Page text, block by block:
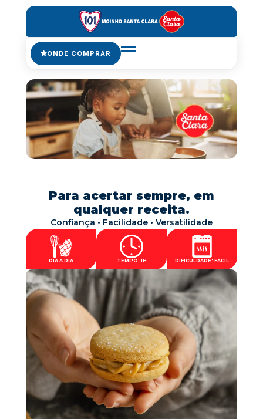
ONDE COMPRAR
Para acertar sempre, em
qualquer receita.
Confiança • Facilidade • Versatilidade
DIA A DIA TEMPO: 1H DIFICULDADE: FÁCIL